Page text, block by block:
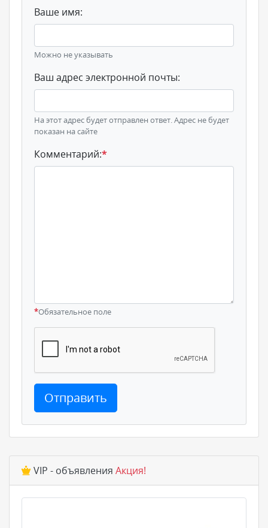
Ваше имя:
Можно не указывать
Ваш адрес электронной почты:
На этот адрес будет отправлен ответ. Адрес не будет
показан на сайте
Комментарий:*
*Обязательное поле
Отправить
VIP - объявления Акция!